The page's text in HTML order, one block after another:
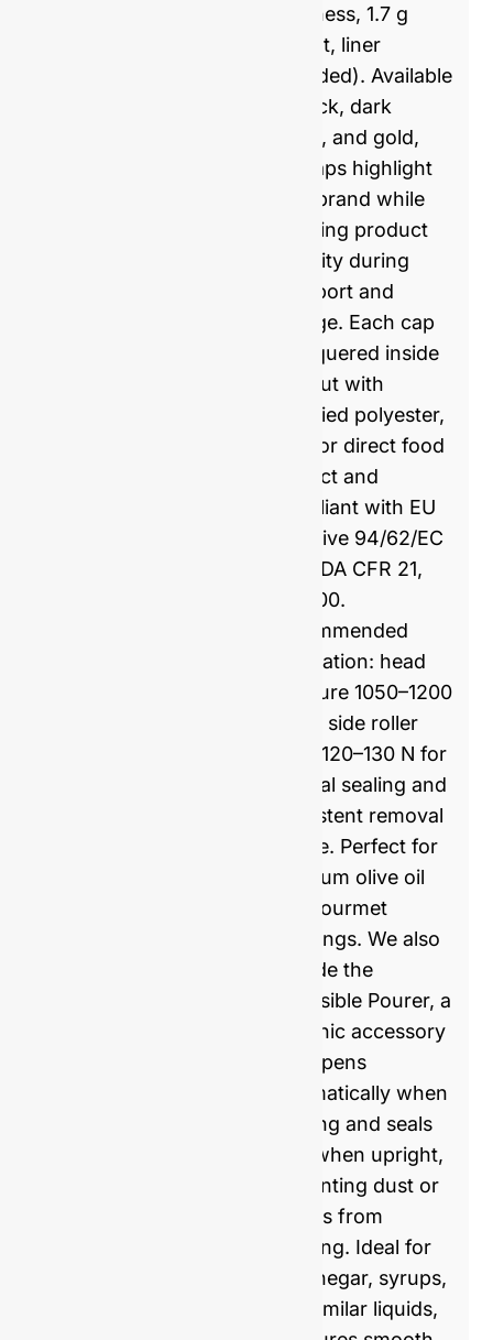
thickness, 1.7 g
weight, liner
excluded). Available
in black, dark
green, and gold,
the caps highlight
your brand while
ensuring product
integrity during
transport and
storage. Each cap
is lacquered inside
and out with
modified polyester,
safe for direct food
contact and
compliant with EU
Directive 94/62/EC
and FDA CFR 21,
175.300.
Recommended
application: head
pressure 1050–1200
N and side roller
force 120–130 N for
optimal sealing and
consistent removal
torque. Perfect for
premium olive oil
and gourmet
dressings. We also
provide the
Extensible Pourer, a
hygienic accessory
that opens
automatically when
pouring and seals
shut when upright,
preventing dust or
insects from
entering. Ideal for
oil, vinegar, syrups,
and similar liquids,